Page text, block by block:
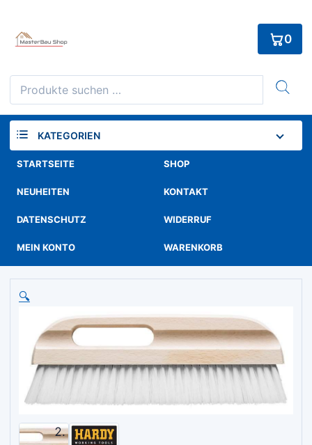
content
Suchen
nach:
0
KATEGORIEN
STARTSEITE SHOP
NEUHEITEN KONTAKT
DATENSCHUTZ WIDERRUF
MEIN KONTO WARENKORB
🔍